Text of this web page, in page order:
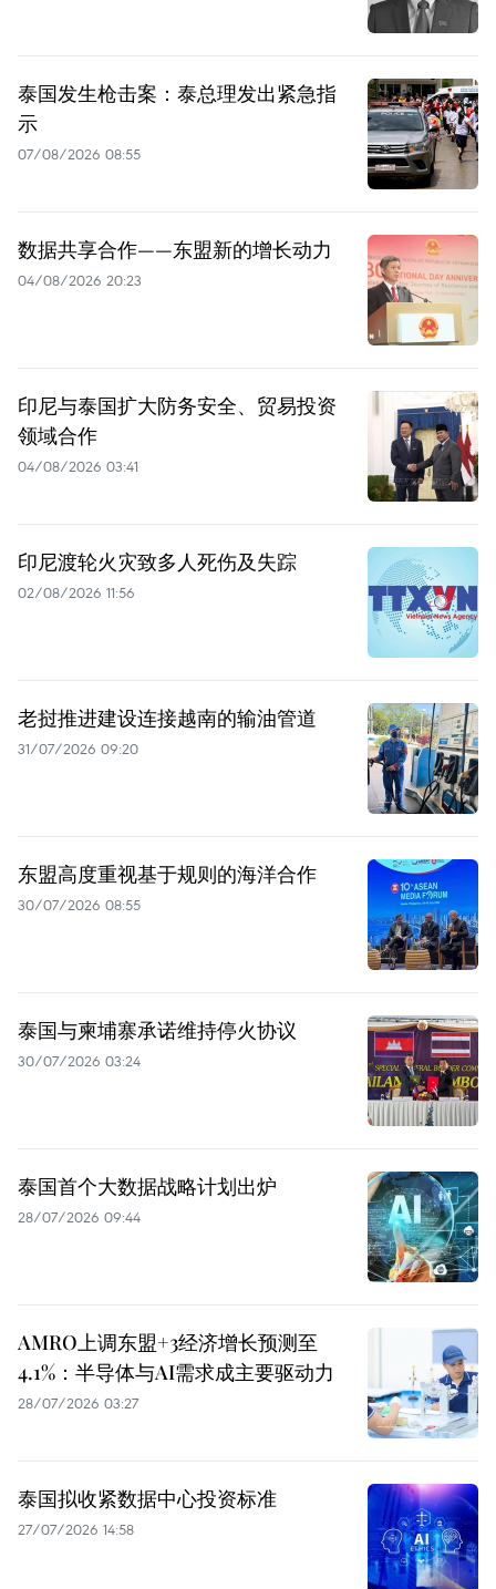
泰国发生枪击案：泰总理发出紧急指
示
07/08/2026 08:55
数据共享合作——东盟新的增长动力
04/08/2026 20:23
印尼与泰国扩大防务安全、贸易投资
领域合作
04/08/2026 03:41
印尼渡轮火灾致多人死伤及失踪
02/08/2026 11:56
老挝推进建设连接越南的输油管道
31/07/2026 09:20
东盟高度重视基于规则的海洋合作
30/07/2026 08:55
泰国与柬埔寨承诺维持停火协议
30/07/2026 03:24
泰国首个大数据战略计划出炉
28/07/2026 09:44
AMRO上调东盟+3经济增长预测至
4.1%：半导体与AI需求成主要驱动力
28/07/2026 03:27
泰国拟收紧数据中心投资标准
27/07/2026 14:58